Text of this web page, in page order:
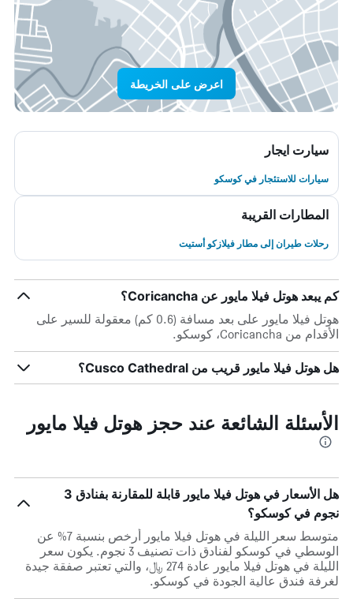
اعرض على الخريطة
سيارت ايجار
سيارات للاستئجار في كوسكو
المطارات القريبة
رحلات طيران إلى مطار فيلازكو أستيت
كم يبعد هوتل فيلا مايور عن Coricancha؟
هوتل فيلا مايور على بعد مسافة (0.6 كم) معقولة للسير على
الأقدام من Coricancha، كوسكو.
هل هوتل فيلا مايور قريب من Cusco Cathedral؟
الأسئلة الشائعة عند حجز هوتل فيلا مايور
هل الأسعار في هوتل فيلا مايور قابلة للمقارنة بفنادق 3
نجوم في كوسكو؟
متوسط سعر الليلة في هوتل فيلا مايور أرخص بنسبة 7% عن
الوسطي في كوسكو لفنادق ذات تصنيف 3 نجوم. يكون سعر
الليلة في هوتل فيلا مايور عادة 274 ﷼، والتي تعتبر صفقة جيدة
لغرفة فندق عالية الجودة في كوسكو.